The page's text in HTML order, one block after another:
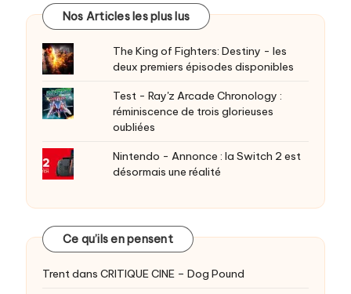
Nos Articles les plus lus
The King of Fighters: Destiny - les
deux premiers épisodes disponibles
Test - Ray'z Arcade Chronology :
réminiscence de trois glorieuses
oubliées
Nintendo - Annonce : la Switch 2 est
désormais une réalité
Ce qu’ils en pensent
Trent dans CRITIQUE CINE – Dog Pound